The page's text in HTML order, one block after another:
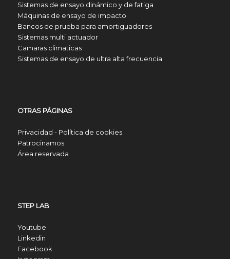
Sistemas de ensayo dinámico y de fatiga
Máquinas de ensayo de impacto
Bancos de prueba para amortiguadores
Sistemas multi actuador
Camaras climaticas
Sistemas de ensayo de ultra alta frecuencia
OTRAS PÁGINAS
Privacidad - Política de cookies
Patrocinamos
Área reservada
STEP LAB
Youtube
Linkedin
Facebook